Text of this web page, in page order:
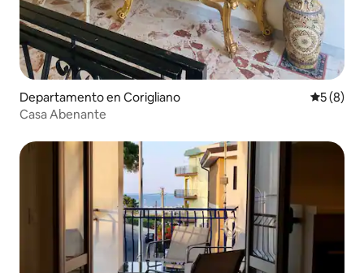
Departamento en Corigliano
5 (8)
Casa Abenante